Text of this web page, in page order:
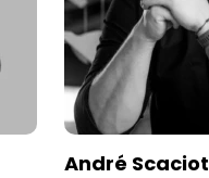
André